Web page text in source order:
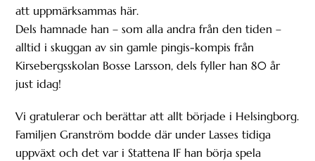
att uppmärksammas här.
Dels hamnade han – som alla andra från den tiden –
alltid i skuggan av sin gamle pingis-kompis från
Kirsebergsskolan Bosse Larsson, dels fyller han 80 år
just idag!
Vi gratulerar och berättar att allt började i Helsingborg.
Familjen Granström bodde där under Lasses tidiga
uppväxt och det var i Stattena IF han börja spela